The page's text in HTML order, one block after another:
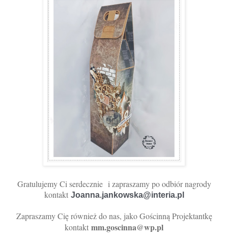
Gratulujemy Ci serdecznie i zapraszamy po odbiór nagrody
kontakt Joanna.jankowska@interia.pl
Zapraszamy Cię również do nas, jako Gościnną Projektantkę
kontakt mm.goscinna@wp.pl